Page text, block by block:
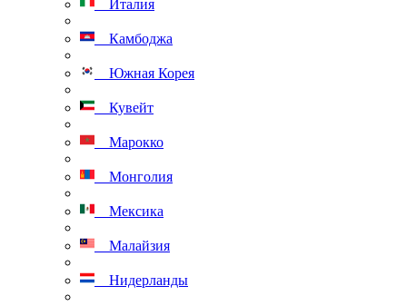
Италия
Камбоджа
Южная Корея
Кувейт
Марокко
Монголия
Мексика
Малайзия
Нидерланды